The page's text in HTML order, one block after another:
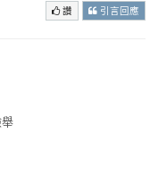
讚 引言回應